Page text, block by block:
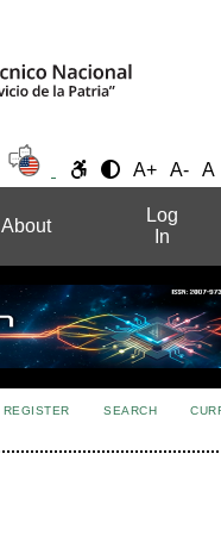
A+ A- A
About
Log
In
REGISTER SEARCH